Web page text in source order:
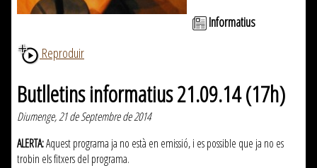
Informatius
Reproduir
Butlletins informatius 21.09.14 (17h)
Diumenge, 21 de Septembre de 2014
ALERTA:Aquest programa ja no està en emissió, i es possible que ja no es
trobin els fitxers del programa.